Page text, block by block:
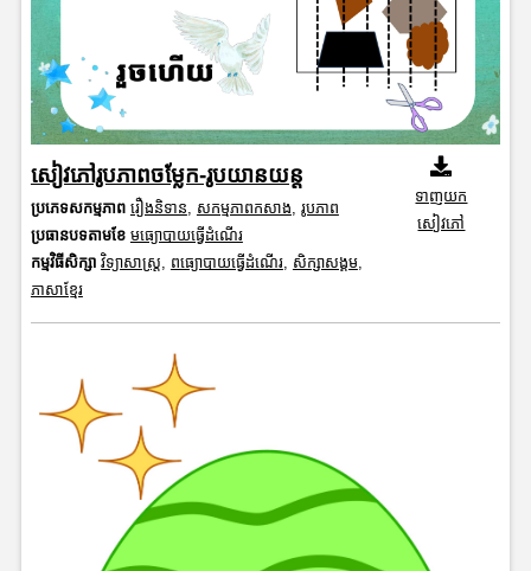
សៀវភៅរូបភាពចម្លែក-រូបយានយន្ត
ប្រភេទសកម្មភាព រឿងនិទាន, សកម្មភាពកសាង, រូបភាព
ប្រធានបទតាមខែ មធ្យោបាយធ្វើដំណើរ
កម្មវិធីសិក្សា វិទ្យាសាស្រ្ត, ពធ្យោបាយធ្វើដំណើរ, សិក្សាសង្គម,
ភាសាខ្មែរ
ទាញយក
សៀវភៅ